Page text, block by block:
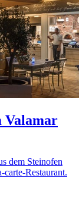
Valamar
dem Steinofen
carte-Restaurant.